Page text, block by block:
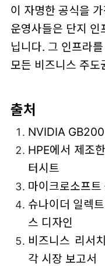
이 자명한 공식을
운영사들은 단지 인
닙니다. 그 인프라
모든 비즈니스 주도
출처
NVIDIA
HPE에서 제조
터시트
마이크로소프
슈나이더 일렉
스 디자인
비즈니스 리서
각 시장 보고서